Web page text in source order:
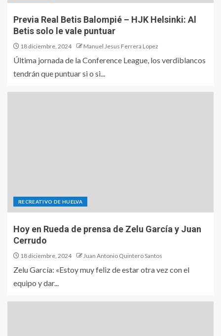
Previa Real Betis Balompié – HJK Helsinki: Al
Betis solo le vale puntuar
18 diciembre, 2024 Manuel Jesus Ferrera Lopez
Última jornada de la Conference League, los verdiblancos
tendrán que puntuar si o si...
RECREATIVO DE HUELVA
Hoy en Rueda de prensa de Zelu García y Juan
Cerrudo
18 diciembre, 2024 Juan Antonio Quintero Santos
Zelu García: «Estoy muy feliz de estar otra vez con el
equipo y dar...